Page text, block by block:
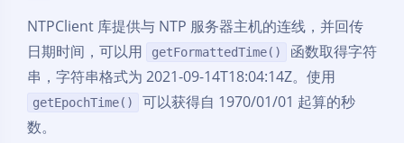
NTPClient 库提供与 NTP 服务器主机的连线，并回传
日期时间，可以用
getFormattedTime()
函数取得字符
串，字符串格式为 2021-09-14T18:04:14Z。使用
getEpochTime()
可以获得自 1970/01/01 起算的秒
数。